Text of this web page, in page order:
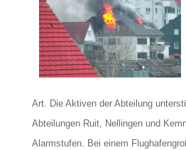
Art. Die Aktiven der Abteilung
Abteilungen Ruit, Nellingen und
Alarmstufen. Bei einem